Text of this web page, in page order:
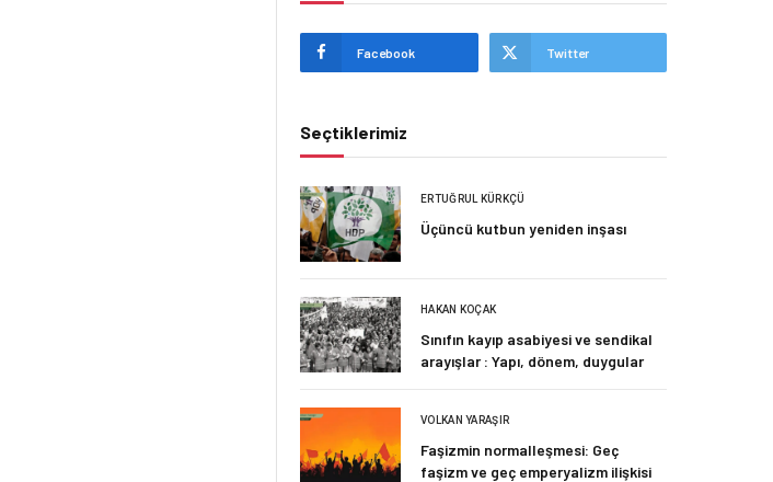
Facebook Twitter
Seçtiklerimiz
ERTUĞRUL KÜRKÇÜ
Üçüncü kutbun yeniden inşası
HAKAN KOÇAK
Sınıfın kayıp asabiyesi ve sendikal
arayışlar : Yapı, dönem, duygular
VOLKAN YARAŞIR
Faşizmin normalleşmesi: Geç
faşizm ve geç emperyalizm ilişkisi